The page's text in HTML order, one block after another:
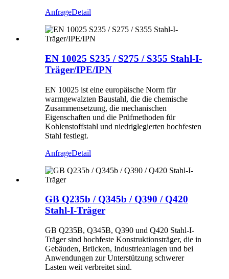
AnfrageDetail
EN 10025 S235 / S275 / S355 Stahl-I-
Träger/IPE/IPN
EN 10025 ist eine europäische Norm für
warmgewalzten Baustahl, die die chemische
Zusammensetzung, die mechanischen
Eigenschaften und die Prüfmethoden für
Kohlenstoffstahl und niedriglegierten hochfesten
Stahl festlegt.
AnfrageDetail
GB Q235b / Q345b / Q390 / Q420
Stahl-I-Träger
GB Q235B, Q345B, Q390 und Q420 Stahl-I-
Träger sind hochfeste Konstruktionsträger, die in
Gebäuden, Brücken, Industrieanlagen und bei
Anwendungen zur Unterstützung schwerer
Lasten weit verbreitet sind.